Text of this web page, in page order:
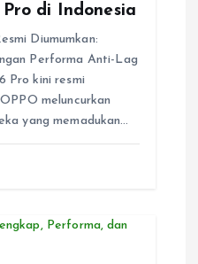
di Indonesia
Diumumkan:
Performa Anti-Lag
Pro kini resmi
meluncurkan
yang memadukan…